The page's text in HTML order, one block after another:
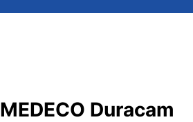
MEDECO Duracam